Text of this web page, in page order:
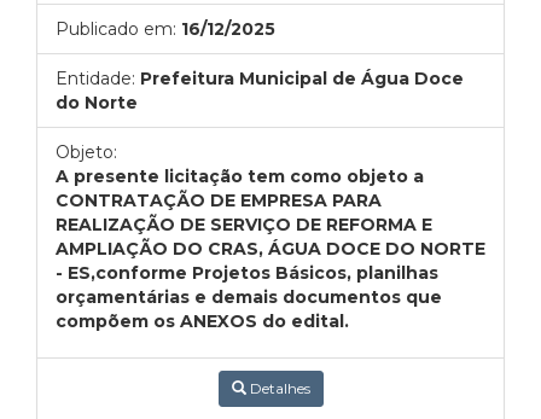
Publicado em: 16/12/2025
Entidade: Prefeitura Municipal de Água Doce
do Norte
Objeto:
A presente licitação tem como objeto a
CONTRATAÇÃO DE EMPRESA PARA
REALIZAÇÃO DE SERVIÇO DE REFORMA E
AMPLIAÇÃO DO CRAS, ÁGUA DOCE DO NORTE
- ES,conforme Projetos Básicos, planilhas
orçamentárias e demais documentos que
compõem os ANEXOS do edital.
Detalhes